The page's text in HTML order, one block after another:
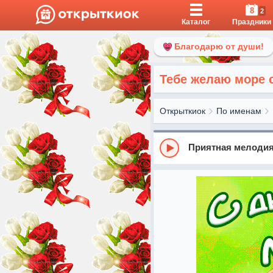
Каталог
8 2
Праздники
Благодарю от души!
Тебе желаю море
Открыткиок По именам
Приятная